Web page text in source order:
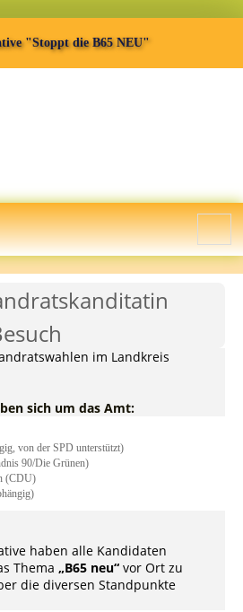
"Stoppt die B65 NEU"
im Landkreis
sich um das Amt:
von der SPD unterstützt)
90/Die Grünen)
(CDU)
haben alle Kandidaten
Thema „B65 neu“ vor Ort zu
die diversen Standpunkte